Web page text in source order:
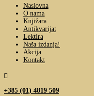
Naslovna
O nama
Knjižara
Antikvarijat
Lektira
Naša izdanja!
Akcija
Kontakt

+385 (01) 4819 509